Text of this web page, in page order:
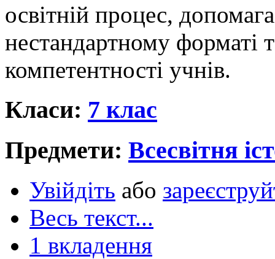
освітній процес,
нестандартному форматі
компетентності учнів.
Класи: 7 клас
Предмети: Всесвітня
Увійдіть або
Весь текст...
1 вкладення